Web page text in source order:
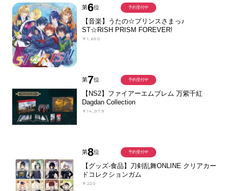
第6位
【音楽】うたの☆プリンスさまっ♪
ST☆RISH PRISM FOREVER!
￥1,650
予約受付中
第7位
【NS2】ファイアーエムブレム 万紫千紅
Dagdan Collection
￥14,979
予約受付中
第8位
【グッズ-食品】刀剣乱舞ONLINE クリアカー
ドコレクションガム
￥220
予約受付中